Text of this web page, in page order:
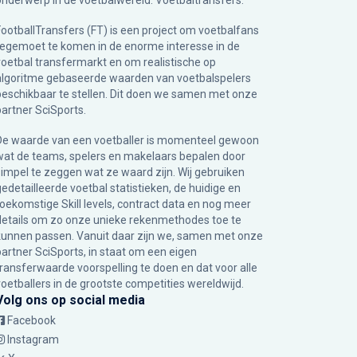
(FT) is een project om voetbalfans
te komen in de enorme interesse in de
transfermarkt en om realistische op
gebaseerde waarden van voetbalspelers
te stellen. Dit doen we samen met onze
SciSports
waarde van een voetballer is momenteel gewoon
de teams, spelers en makelaars bepalen door
te zeggen wat ze waard zijn. Wij gebruiken
voetbal statistieken, de huidige en
Skill levels, contract data en nog meer
om zo onze unieke rekenmethodes toe te
passen. Vanuit daar zijn we, samen met onze
SciSports, in staat om een eigen
voorspelling te doen en dat voor alle
in de grootste competities wereldwijd.
ons op social media
Facebook
Instagram